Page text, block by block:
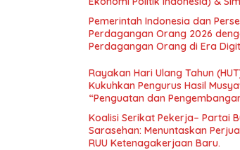
Perekonomian Nasional dan
Indonesia Emas 2045”,
Pemerintah Indonesia dan
Perdagangan Orang 2026
Perdagangan Orang di Era
Rayakan Hari Ulang Tahun
Kukuhkan Pengurus Hasil
“Penguatan dan
Indonesia dan Mancanegara”.
Koalisi Serikat Pekerja– Partai
Sarasehan: Menuntaskan
RUU Ketenagakerjaan Baru.